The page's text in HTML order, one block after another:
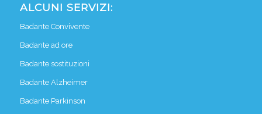
ALCUNI SERVIZI:
Badante Convivente
Badante ad ore
Badante sostituzioni
Badante Alzheimer
Badante Parkinson